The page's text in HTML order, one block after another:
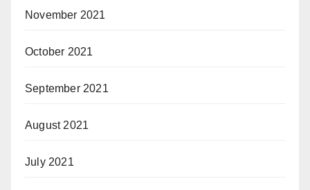
November 2021
October 2021
September 2021
August 2021
July 2021